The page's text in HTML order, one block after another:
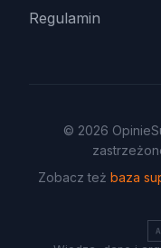
Regulamin
© 2026
Zobacz też baza